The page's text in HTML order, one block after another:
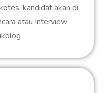
kandidat akan di
atau Interview